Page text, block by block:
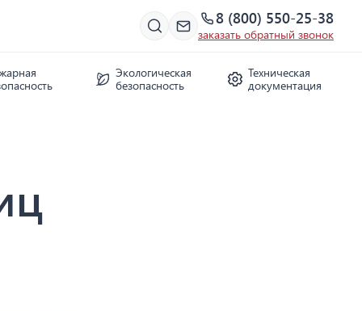
8 (800) 550-25-38
заказать обратный звонок
Экологическая
безопасность
Техническая
документация